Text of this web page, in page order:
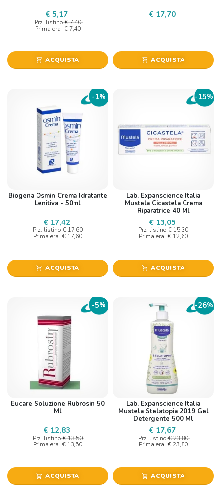
€ 5,17
Prz. listino € 7,40
Prima era € 7,40
shopping_cart ACQUISTA
€ 17,70
shopping_cart ACQUISTA
-1%
Biogena Osmin Crema Idratante
Lenitiva - 50ml
€ 17,42
Prz. listino € 17,60
Prima era € 17,60
shopping_cart ACQUISTA
-15%
Lab. Expanscience Italia
Mustela Cicastela Crema
Riparatrice 40 Ml
€ 13,05
Prz. listino € 15,30
Prima era € 12,60
shopping_cart ACQUISTA
-5%
Eucare Soluzione Rubrosin 50
Ml
€ 12,83
Prz. listino € 13,50
Prima era € 13,50
shopping_cart ACQUISTA
-26%
Lab. Expanscience Italia
Mustela Stelatopia 2019 Gel
Detergente 500 Ml
€ 17,67
Prz. listino € 23,80
Prima era € 23,80
shopping_cart ACQUISTA